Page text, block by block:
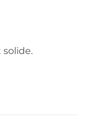
solide.